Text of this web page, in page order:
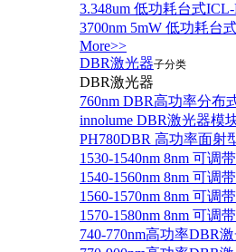
3.348um 低功耗台式
3700nm 5mW 低功耗台
More>>
DBR激光器子分类
DBR激光器
760nm DBR高功率分布
innolume DBR激光器模
PH780DBR 高功率面射
1530-1540nm 8nm 可调
1540-1560nm 8nm 可调
1560-1570nm 8nm 可调
1570-1580nm 8nm 可调
740-770nm高功率DBR